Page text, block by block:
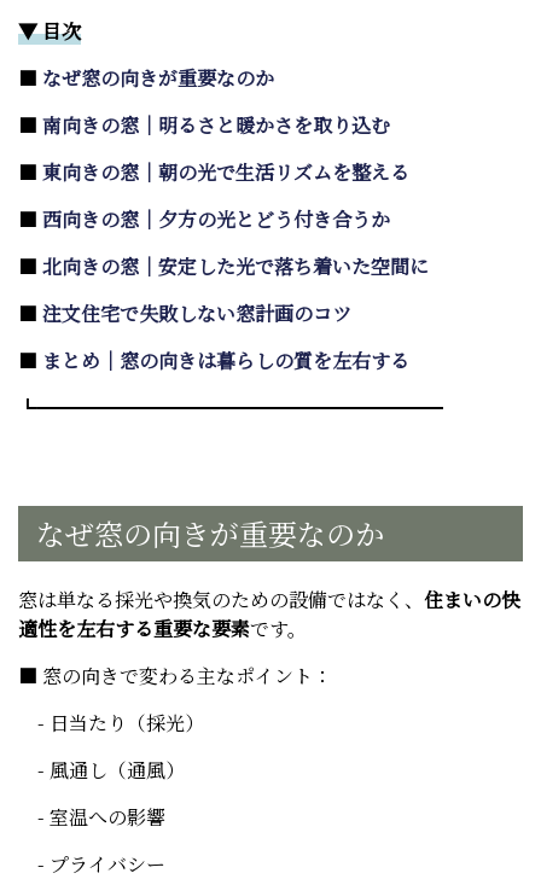
▼ 目次
■ なぜ窓の向きが重要なのか
■ 南向きの窓｜明るさと暖かさを取り込む
■ 東向きの窓｜朝の光で生活リズムを整える
■ 西向きの窓｜夕方の光とどう付き合うか
■ 北向きの窓｜安定した光で落ち着いた空間に
■ 注文住宅で失敗しない窓計画のコツ
■ まとめ｜窓の向きは暮らしの質を左右する
┗━━━━━━━━━━━━━━━━━━━━━
なぜ窓の向きが重要なのか
窓は単なる採光や換気のための設備ではなく、 住まいの快
適性を左右する重要な要素です。
■ 窓の向きで変わる主なポイント：
- 日当たり（採光）
- 風通し（通風）
- 室温への影響
- プライバシー